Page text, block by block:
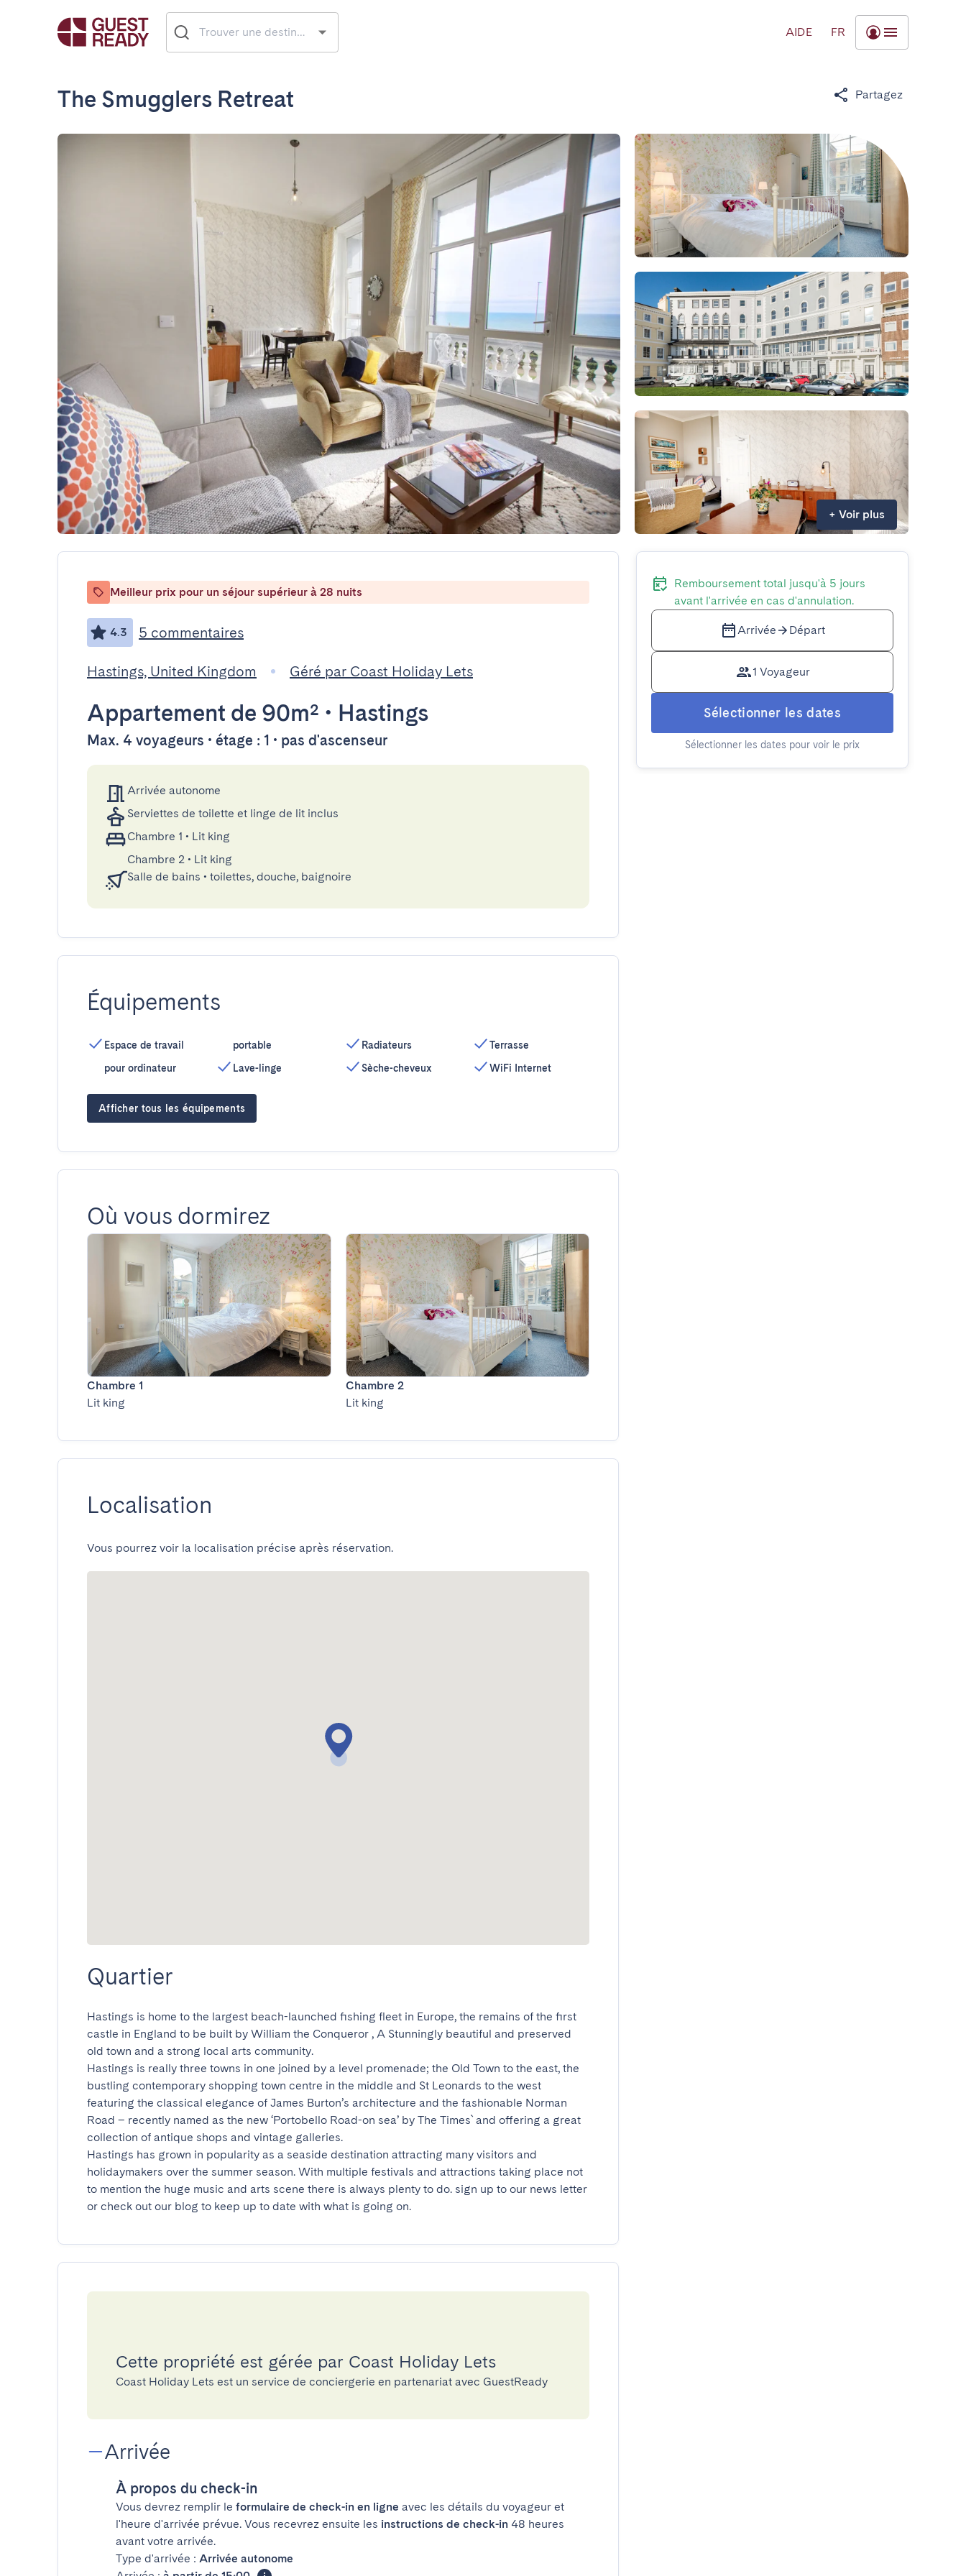
AIDE FR
The Smugglers Retreat Partagez
+ Voir plus
Meilleur prix pour un séjour supérieur à 28 nuits
4.3 5 commentaires
Hastings, United Kingdom Géré par Coast Holiday Lets
Appartement de 90m² • Hastings
Max. 4 voyageurs • étage : 1 • pas d'ascenseur
Arrivée autonome
Serviettes de toilette et linge de lit inclus
Chambre 1 • Lit king
Chambre 2 • Lit king
Salle de bains • toilettes, douche, baignoire
Équipements
Espace de travail
pour ordinateur
portable
Lave-linge
Radiateurs
Sèche-cheveux
Terrasse
WiFi Internet
Afficher tous les équipements
Où vous dormirez
Chambre 1
Lit king
Chambre 2
Lit king
Localisation
Vous pourrez voir la localisation précise après réservation.
Quartier
Hastings is home to the largest beach-launched fishing fleet in Europe, the remains of the first
castle in England to be built by William the Conqueror , A Stunningly beautiful and preserved
old town and a strong local arts community.
Hastings is really three towns in one joined by a level promenade; the Old Town to the east, the
bustling contemporary shopping town centre in the middle and St Leonards to the west
featuring the classical elegance of James Burton’s architecture and the fashionable Norman
Road – recently named as the new ‘Portobello Road-on sea’ by The Times` and offering a great
collection of antique shops and vintage galleries.
Hastings has grown in popularity as a seaside destination attracting many visitors and
holidaymakers over the summer season. With multiple festivals and attractions taking place not
to mention the huge music and arts scene there is always plenty to do. sign up to our news letter
Cette propriété est gérée par Coast Holiday Lets
Coast Holiday Lets est un service de conciergerie en partenariat avec GuestReady
Arrivée
À propos du check-in
Vous devrez remplir le formulaire de check-in en ligne avec les détails du voyageur et
l'heure d'arrivée prévue. Vous recevrez ensuite les instructions de check-in 48 heures
avant votre arrivée.
Type d'arrivée : Arrivée autonome
Remboursement total jusqu'à 5 jours
avant l'arrivée en cas d'annulation.
Arrivée Départ
1 Voyageur
Sélectionner les dates
Sélectionner les dates pour voir le prix